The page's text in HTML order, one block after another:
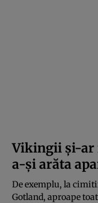
Vikingii și-
a-și arăta
De exemplu, la
Gotland, aproape